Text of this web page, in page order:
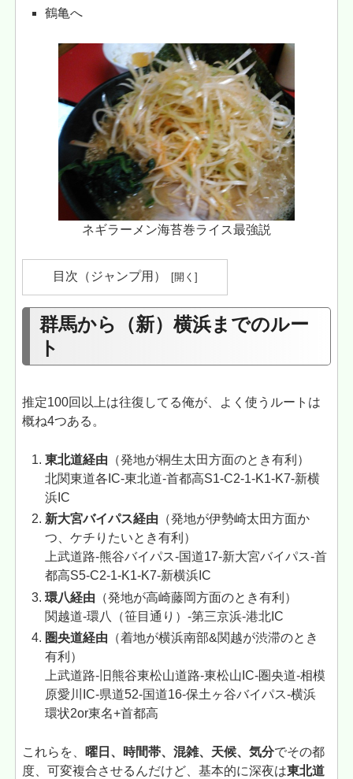
鶴亀へ
ネギラーメン海苔巻ライス最強説
目次（ジャンプ用）
群馬から（新）横浜までのルー
ト
推定100回以上は往復してる俺が、よく使うルートは
概ね4つある。
東北道経由 （発地が桐生太田方面のとき有利）
北関東道各IC-東北道-首都高S1-C2-1-K1-K7-新横
浜IC
新大宮バイパス経由 （発地が伊勢崎太田方面か
つ、ケチりたいとき有利）
上武道路-熊谷バイパス-国道17-新大宮バイパス-首
都高S5-C2-1-K1-K7-新横浜IC
環八経由 （発地が高崎藤岡方面のとき有利）
関越道-環八（笹目通り）-第三京浜-港北IC
圏央道経由 （着地が横浜南部&関越が渋滞のとき
有利）
上武道路-旧熊谷東松山道路-東松山IC-圏央道-相模
原愛川IC-県道52-国道16-保土ヶ谷バイパス-横浜
環状2or東名+首都高
これらを、曜日、時間帯、混雑、天候、気分でその都
度、可変複合させるんだけど、基本的に深夜は東北道